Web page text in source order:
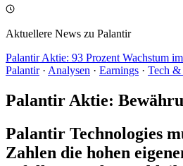
Aktuellere News zu Palantir
Palantir Aktie: 93 Prozent Wachstum
Palantir · Analysen · Earnings · Tech &
Palantir Aktie:
Palantir Technologies
Zahlen die hohen